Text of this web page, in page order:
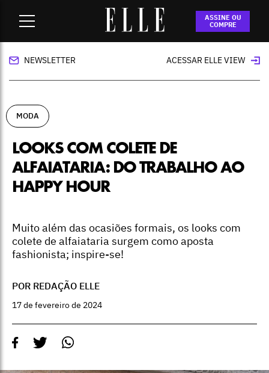
ASSINE OU
COMPRE
Looks com colete de alfaiataria: do trabalho
ao happy hour
NEWSLETTER ACESSAR ELLE VIEW
MODA
LOOKS COM COLETE DE
ALFAIATARIA: DO TRABALHO AO
HAPPY HOUR
Muito além das ocasiões formais, os looks com
colete de alfaiataria surgem como aposta
fashionista; inspire-se!
POR REDAÇÃO ELLE
17 de fevereiro de 2024